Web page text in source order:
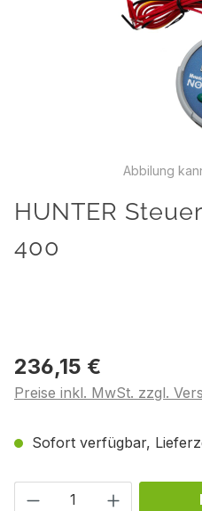
Abbilung
HUNTER
400
236,15 €
Preise inkl. MwSt. zzgl.
Sofort verfügbar,
Produkt Anzahl: